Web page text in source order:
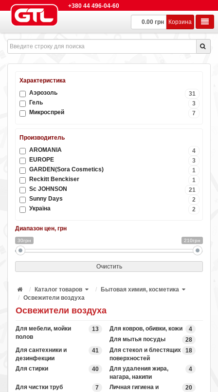
+380 44 496-04-60
0.00 грн Корзина
Характеристика
31
Аэрозоль
3
Гель
7
Микроспрей
Производитель
4
AROMANIA
3
EUROPE
1
GARDEN(Sora Cosmetics)
1
Reckitt Benckiser
21
Sc JOHNSON
2
Sunny Days
2
Україна
Диапазон цен, грн
30грн 210грн
Очистить
Каталог товаров
Бытовая химия, косметика
Освежители воздуха
Освежители воздуха
13
Для мебели, мойки
полов
4
Для ковров, обивки, кожи
28
Для мытья посуды
41
Для сантехники и
дезинфекции
18
Для стекол и блестящих
поверхностей
40
Для стирки 4
Для удаления жира,
нагара, накипи
7
Для чистки труб 20
Личная гигиена и